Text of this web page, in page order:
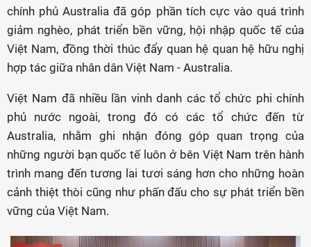
chính phủ Australia đã góp phần tích cực vào quá trình
giảm nghèo, phát triển bền vững, hội nhập quốc tế của
Việt Nam, đồng thời thúc đẩy quan hệ quan hệ hữu nghị
hợp tác giữa nhân dân Việt Nam - Australia.
Việt Nam đã nhiều lần vinh danh các tổ chức phi chính
phủ nước ngoài, trong đó có các tổ chức đến từ
Australia, nhằm ghi nhận đóng góp quan trọng của
những người bạn quốc tế luôn ở bên Việt Nam trên hành
trình mang đến tương lai tươi sáng hơn cho những hoàn
cảnh thiệt thòi cũng như phấn đấu cho sự phát triển bền
vững của Việt Nam.